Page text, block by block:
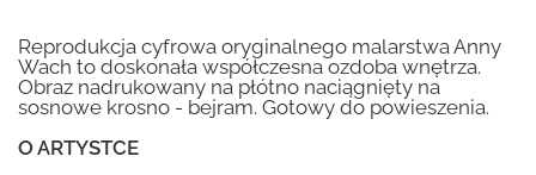
Reprodukcja cyfrowa oryginalnego malarstwa Anny
Wach to doskonała współczesna ozdoba wnętrza.
Obraz nadrukowany na płótno naciągnięty na
sosnowe krosno - bejram. Gotowy do powieszenia.
O ARTYSTCE